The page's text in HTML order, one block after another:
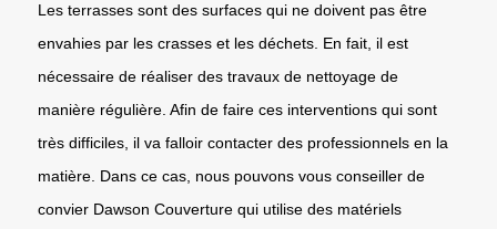
Les terrasses sont des surfaces qui ne doivent pas être
envahies par les crasses et les déchets. En fait, il est
nécessaire de réaliser des travaux de nettoyage de
manière régulière. Afin de faire ces interventions qui sont
très difficiles, il va falloir contacter des professionnels en la
matière. Dans ce cas, nous pouvons vous conseiller de
convier Dawson Couverture qui utilise des matériels